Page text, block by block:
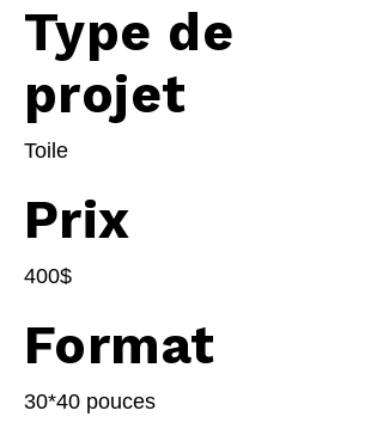
Type de
projet
Toile
Prix
400$
Format
30*40 pouces